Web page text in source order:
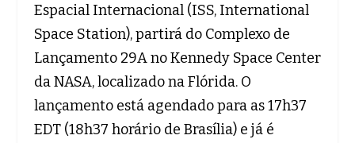
Espacial Internacional (ISS, International
Space Station), partirá do Complexo de
Lançamento 29A no Kennedy Space Center
da NASA, localizado na Flórida. O
lançamento está agendado para as 17h37
EDT (18h37 horário de Brasília) e já é